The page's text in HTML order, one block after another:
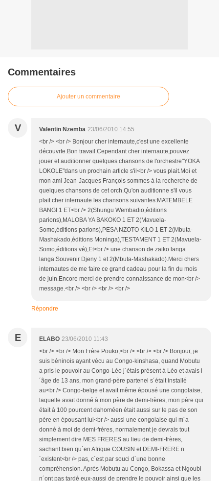
Commentaires
Ajouter un commentaire
V Valentin Nzemba 23/06/2010 14:55
<br /> <br /> Bonjour cher internaute,c'est une excellente
découvrte.Bon travail.Cependant cher internaute,pouvez
jouer et auditionner quelques chansons de l'orchestre"YOKA
LOKOLE"dans un prochain article s'il<br /> vous plait.Moi et
mon ami Jean-Jacques François sommes à la recherche de
quelques chansons de cet orch.Qu'on auditionne s'il vous
plait cher internaute les chansons suivantes:MATEMBELE
BANGI 1 ET<br /> 2(Shungu Wembadio,éditions
parions),MALOBA YA BAKOKO 1 ET 2(Mavuela-
Somo,éditions parions),PESA NZOTO KILO 1 ET 2(Mbuta-
Mashakado,éditions Moninga),TESTAMENT 1 ET 2(Mavuela-
Somo,éditions vé),Et<br /> une chanson de zaiko langa
langa:Souvenir Djeny 1 et 2(Mbuta-Mashakado).Merci chers
internautes de me faire ce grand cadeau pour la fin du mois
de juin.Encore merci de prendre connaissance de mon<br />
message.<br /> <br /> <br /> <br />
Répondre
E ELABO 23/06/2010 11:43
<br /> <br /> Mon Frère Pouko,<br /> <br /> <br /> Bonjour, je
suis béninois ayant vécu au Congo-kinshasa, quand Mobutu
a pris le pouvoir au Congo-Léo j´étais présent à Léo et avais l
´âge de 13 ans, mon grand-père partenel s´était installé
au<br /> Congo-belge et avait même épousé une congolaise,
laquelle avait donné à mon père de demi-frères, mon père qui
était à 100 pourcent dahoméen était aussi sur le pas de son
père en épousant lui<br /> aussi une congolaise qui m´a
donné à moi de demi-frères, normalement je devrais tout
simplement dire MES FRERES au lieu de demi-frères,
sachant bien qu´en Afrique COUSIN et DEMI-FRERE n
´existent<br /> pas, c´est par souci d´une bonne
compréhension. Après Mobutu au Congo, Bokassa et Ngoubi
n´ont pas tardé eux-aussi de prendre le pouvoir ainsi que les